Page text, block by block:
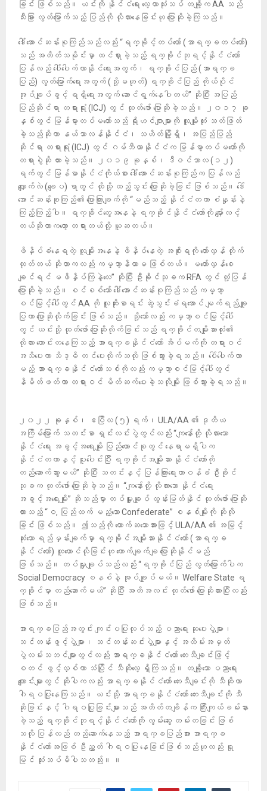
ခြင်း ဖြစ်သည်။ ယင်းကို နိုင်ငံရေး လေ့လာသုံးသပ် တချို့က AA သည်
သီးခြား လွတ်မြောက်သည့် ​ပြည်ကို လိုလားနေခြင်းဟု ပြောဆိုခဲ့ကြသည်။
ဒေါ်အောင်ဆန်းစုကြည်သည်လည်း “ရက္ခိုင့်တပ်တော် (အာရက္ခတပ်တော်)
သည် အတိတ်သမိုင်းမှာ ထင်ရှားခဲ့သည့် ရက္ခိုင်ဘုရင့်နိုင်ငံတော်
ပြန်လည် ပေါ်ပေါက်လာနိုင်ရေးအတွက်၊ ရက္ခိုင်ပြည် (အာရက္ခ
ပြည်) လွတ်မြောက်ရေးအတွက် (သို့မဟုတ်) ရက္ခိုင်ပြည် ကိုယ်ပိုင်
အုပ်ချုပ်ခွင့် ရရှိရေးအတွက် ဆောင်ရွက်နေပါတယ်” ဆိုပြီး အပြည်
ပြည်ဆိုင်ရာ တရားရုံး (ICJ) တွင် ထုတ်ဖော်​ ပြောဆိုခဲ့သည်။ ၂၀၁၇ ခု
နှစ်တွင် မြန်မာ့တပ်မတော်သည် ရိုဟင်ဂျာများကို လူမျိုးတုံး သတ်ဖြတ်
ခဲ့သည်ဆိုကာ နယ်သာလန်နိုင်ငံ၊ သဟိတ်မြို့ရှိ၊ အပြည်ပြည်
ဆိုင်ရာ တရားရုံး (ICJ) တွင် ဂမ်ဘီယာနိုင်ငံက မြန်မာ့တပ်မတော်ကို
တရားစွဲဆို ထားခဲ့သည်။ ၂၀၁၉ ခုနှစ်၊ ဒီဇင်ဘာလ (၁၂)
ရက်တွင် မြန်မာနိုင်ငံကိုယ်စား ဒေါ်အောင်ဆန်းစုကြည်က ပြန်လည်
လျှောက်လဲ (ချေပ) ရာတွင် ထိုသို့ ထည့်သွင်း ပြောဆိုခဲ့ခြင်း ဖြစ်သည်။ ဒေါ်
အောင်ဆန်းစုကြည်၏ ပြောကြားချက်ကို “မည်သည့် နိုင်ငံတကာ စံနှုန်းနဲ့
ကြည့်ကြည့်ပါ။ ရက္ခိုင်တွေအနေနဲ့ ရက္ခိုင်နိုင်ငံတော်ကို မျှော်လင့်
တယ်ဆိုတာ​ကတော့ တရားတယ်လို့ ယူဆတယ်။
ဖိနှိပ်ခံနေရတဲ့ လူမျိုးအနေနဲ့ ဖိနှိပ်နေတဲ့ အစိုးရကို တော်လှန် တိုက်
ထုတ်တယ် ဆိုတာကလည်း ကမ္ဘာ့နိယာမ ဖြစ်တယ်။ မတော်လှန်စေ
ချင်ရင် မဖိနှိပ်ကြနဲ့လေ” ဆိုပြီး ဦးခိုင်သုခက RFA တွင် တုံ့ပြန်
ပြောဆိုခဲ့သည်။ စင်စစ်သော် ဒေါ်အောင်ဆန်းစုကြည်သည် ကမ္ဘာ့
စင်မြင့်ပေါ်တွင် AA ကို လူဆိုးစာရင်း ဆွဲသွင်းခံရအောင် မျက်ရည်ချူ
ပြကာ ပြောဆိုလိုက်ခြင်း ဖြစ်သည်။ သို့သော်လည်း ကမ္ဘာ့စင်မြင့်ပေါ်
တွင် ယင်းသို့ ထုတ်ဖော် ပြောဆိုလိုက်ခြင်းသည် ရက္ခိုင်တမျိုးသားလုံး၏
လိုလား တောင်းတနေကြသည့် အာရက္ခနိုင်ငံတော် အိပ်မက်ကို တရားဝင်
အသိပေးကာ သိဒ္ဓိ တင်ပေးလိုက်သလို ဖြစ်သွားခဲ့ရသည်။ ပေါ်ပေါက်လာ
မည့် အာရက္ခနိုင်ငံတော်သစ်ကိုလည်း ကမ္ဘာ့စင်မြင့်ပေါ်တွင်
နိမိတ်ဖတ်ကာ တရားဝင် မိတ်ဆက်ပေးခဲ့သလိုမျိုး ဖြစ်သွားခဲ့ရသည်။
၂၀၂၂ ခုနှစ်၊ ဧပြီလ (၅) ရက်၊ ULA/AA ၏ ဒုတိယ
အကြိမ်မြော​က် သတင်းစာ ရှင်းလင်းပွဲတွင်လည်း “ကျနော်တို့ လိုလားသော
နိုင်ငံရေး အခွင့်အရေးမျိုး ပြည်ထောင်စုတွင် နေရာမရှိပါ​က
နိုင်ငံတကာနှင့် ပူးပေါင်းပြီး ရက္ခိုင်အမျိုးသား နိုင်ငံတော်ကို
တည်ဆောက်သွားမယ်” ဆိုပြီး သတင်းနှင့် ပြန်ကြားရေးတာဝန်ခံ ဦးခိုင်
သုခက ထုတ်ဖော် ပြောဆိုခဲ့သည်။ “ကျနော်တို့ လိုလားသော နိုင်ငံရေး
အခွင့်အရေးမျိုး” ဆိုသည်မှာ တပ်မှူးချုပ် ထွန်းမြတ်နိုင် ထုတ်ဖော် ပြောဆို
ထားသည့် “ဝ, ပြည်ထက် မညံ့သော Confederate” စနစ်မျိုးကို ဆိုလို
ခြင်း ဖြစ်သည်။ ဤသည်ကို ထောက်ဆသောအားဖြင့် ULA/AA ၏ အမြင့်
ဆုံးသော ရည်မှန်းချက်မှာ ရက္ခိုင်အမျိုးသားနိုင်ငံတော် (အာရက္ခ
နိုင်ငံတော်) ထူထောင်လိုခြင်းဟု ကောက်ချက်ချ ပြောဆိုနိုင်မည်
ဖြစ်သည်။ တပ်မှူးချုပ်သည်လည်း “ရက္ခိုင်ပြည် လွတ်မြောက်ပါက
Social Democracy စနစ်နဲ့ အုပ်ချုပ်မယ်။ Welfare State ရ
က္ခိုင်မှာ တည်ဆောက်မယ်” ဆိုပြီး အတိအလင်း ထုတ်ဖော် ပြောဆိုထားပြီးလည်း
ဖြစ်သည်။
အာရက္ခပြည်အတွင်း ကျင်းပပြုလုပ်သည့် ပညာရေး ဆုပေးပွဲများ၊
သင်တန်းဖွ​င့်ပွဲများ၊ သင်တန်းဆင်းပွဲများနှင့် အထိမ်းအမှတ်
ပွဲလမ်းသဘင်များတွင်လည်း အာရက္ခနိုင်ငံတော် တေးသီချင်းဖြင့်
စတင် ဖွင့်လှစ်​ကာ သံပြိုင် သီဆိုလေ့ ရှိကြသည်။ တချို့သော ပညာရေး
ကျောင်းများတွင် ဆိုပါကလည်း အာရက္ခနိုင်ငံတော် တေးသီချင်းကို သီဆိုကာ
ဂါရဝပြုနေကြသည်။ ယင်းသို့ အာရက္ခနိုင်ငံတော် တေးသီချင်းကို သီ
ဆိုခြင်းနှင့် ဂါရဝပြုခြင်းများသည် အတိတ်တချိန်က ကြီးကျယ်ခမ်းနား
ခဲ့သည့် ရက္ခိုင်ဘုရင့်နိုင်ငံတော်ကို လွမ်းဆွေး တမ်းတခြင်း ဖြစ်
သလို ပြန်လည် တည်ဆောက်နေသည့် အာရက္ခပြည်အား အာရက္ခ
နိုင်ငံတော်အဖြစ် ဦးညွှတ် ဂါရဝပြု နေခြင်းဖြစ်သည်ဟုလည်း ရှု
မြင် သုံးသပ်မိပါသတည်း။ ။